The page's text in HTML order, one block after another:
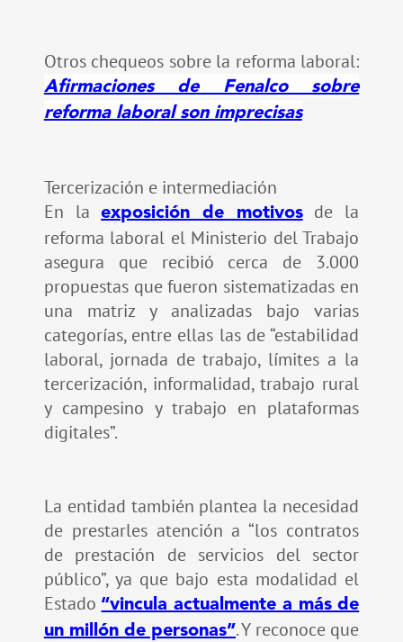
Otros chequeos sobre la reforma laboral:
Afirmaciones de Fenalco sobre
reforma laboral son imprecisas
Tercerización e intermediación
En laexposición de motivosde la
reforma laboral el Ministerio del Trabajo
asegura que recibió cerca de 3.000
propuestas que fueron sistematizadas en
una matriz y analizadas bajo varias
categorías, entre ellas las de “estabilidad
laboral, jornada de trabajo, límites a la
tercerización, informalidad, trabajo rural
y campesino y trabajo en plataformas
digitales”.
La entidad también plantea la necesidad
de prestarles atención a “los contratos
de prestación de servicios del sector
público”, ya que bajo esta modalidad el
Estado “vincula actualmente a más de
un millón de personas”. Y reconoce que